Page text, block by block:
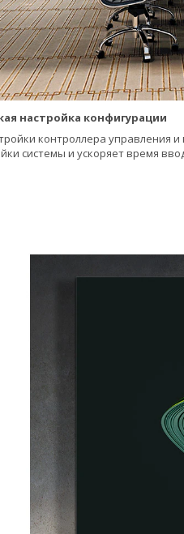
настройка конфигурации
контроллера управления
системы и ускоряет время